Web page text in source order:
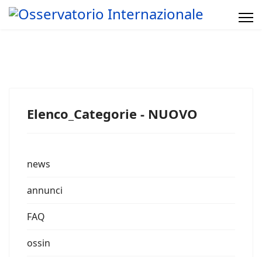
Elenco_Categorie - NUOVO
news
annunci
FAQ
ossin